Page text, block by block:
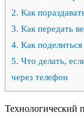
2. Как
3. Как передать
4. Как
5. Что делать,
через телефон
Технологический